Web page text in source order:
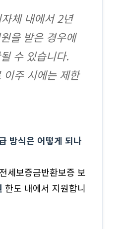
체 내에서 2년
을 받은 경우에
수 있습니다.
이주 시에는 제한
방식은 어떻게 되나
세보증금반환보증 보
한도 내에서 지원합니